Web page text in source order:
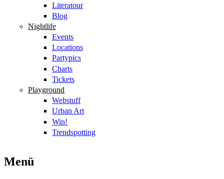
Literatour
Blog
Nightlife
Events
Locations
Partypics
Charts
Tickets
Playground
Webstuff
Urban Art
Win!
Trendspotting
Menü